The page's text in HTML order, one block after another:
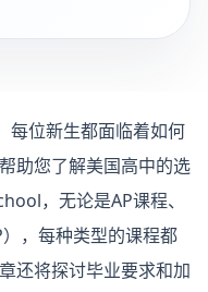
位新生都面临着如何
助您了解美国高中的选
，无论是AP课程、
，每种类型的课程都
还将探讨毕业要求和加